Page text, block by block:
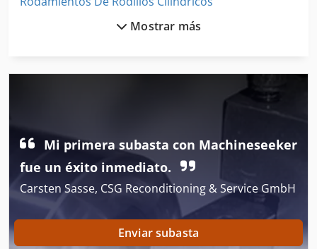
Rodillo De 3 Rodillos
Rodillo De Hilo
Rodillo De Mano
Rodillo De Ruedas
Rodillo Del Césped
Mostrar más
Mi primera subasta con Machineseeker
fue un éxito inmediato.
Carsten Sasse, CSG Reconditioning & Service GmbH
Enviar subasta